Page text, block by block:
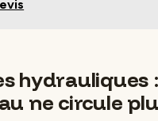
hydrauliques :
ne circule